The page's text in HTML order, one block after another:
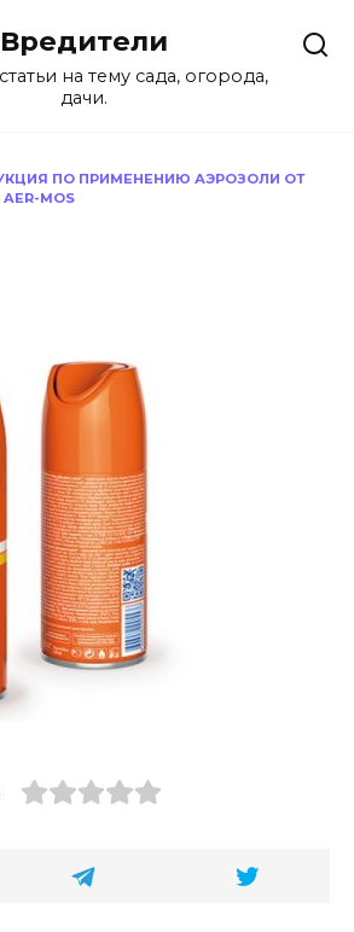
Вредители
на тему сада, огорода,
дачи.
ПО ПРИМЕНЕНИЮ АЭРОЗОЛИ ОТ
AER-MOS